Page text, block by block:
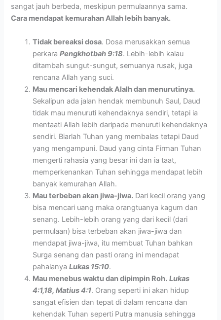
sangat jauh berbeda, meskipun permulaannya sama.
Cara mendapat kemurahan Allah lebih banyak.
Tidak bereaksi dosa. Dosa merusakkan semua
perkaraPengkhotbah 9:18. Lebih-lebih kalau
ditambah sungut-sungut, semuanya rusak, juga
rencana Allah yang suci.
Mau mencari kehendak Alalh dan menurutinya.
Sekalipun ada jalan hendak membunuh Saul, Daud
tidak mau menuruti kehendaknya sendiri, tetapi ia
mentaati Allah lebih daripada menuruti kehendaknya
sendiri. Biarlah Tuhan yang membalas tetapi Daud
yang mengampuni. Daud yang cinta Firman Tuhan
mengerti rahasia yang besar ini dan ia taat,
memperkenankan Tuhan sehingga mendapat lebih
banyak kemurahan Allah.
Mau terbeban akan jiwa-jiwa. Dari kecil orang yang
bisa mencari uang maka orangtuanya kagum dan
senang. Lebih-lebih orang yang dari kecil (dari
permulaan) bisa terbeban akan jiwa-jiwa dan
mendapat jiwa-jiwa, itu membuat Tuhan bahkan
Surga senang dan pasti orang ini mendapat
pahalanyaLukas 15:10.
Mau menebus waktu dan dipimpin Roh. Lukas
4:1,18, Matius 4:1. Orang seperti ini akan hidup
sangat efisien dan tepat di dalam rencana dan
kehendak Tuhan seperti Putra manusia sehingga